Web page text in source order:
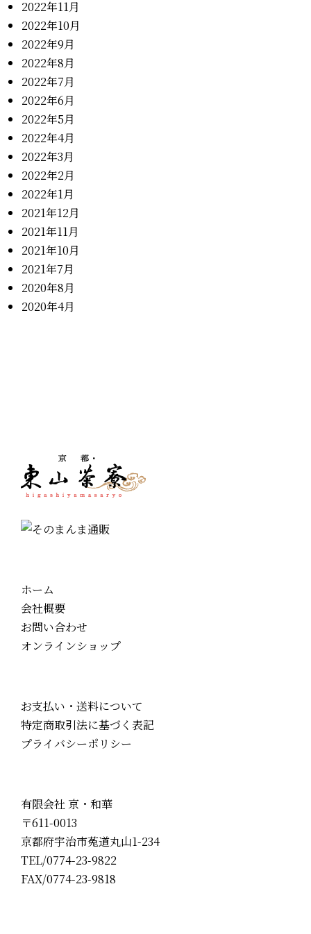
2022年11月
2022年10月
2022年9月
2022年8月
2022年7月
2022年6月
2022年5月
2022年4月
2022年3月
2022年2月
2022年1月
2021年12月
2021年11月
2021年10月
2021年7月
2020年8月
2020年4月
ホーム
会社概要
お問い合わせ
オンラインショップ
お支払い・送料について
特定商取引法に基づく表記
プライバシーポリシー
有限会社 京・和華
〒611-0013
京都府宇治市菟道丸山1-234
TEL/0774-23-9822
FAX/0774-23-9818